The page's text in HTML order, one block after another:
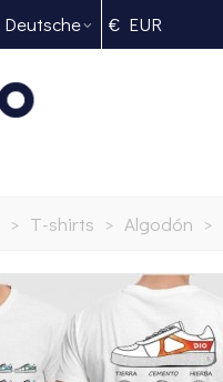
Deutsche € EUR
> T-shirts > Algodón >